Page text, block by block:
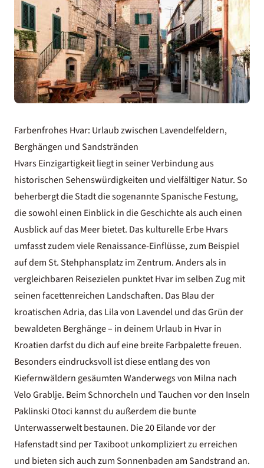
Farbenfrohes Hvar: Urlaub zwischen Lavendelfeldern,
Berghängen und Sandstränden
Hvars Einzigartigkeit liegt in seiner Verbindung aus
historischen Sehenswürdigkeiten und vielfältiger Natur. So
beherbergt die Stadt die sogenannte Spanische Festung,
die sowohl einen Einblick in die Geschichte als auch einen
Ausblick auf das Meer bietet. Das kulturelle Erbe Hvars
umfasst zudem viele Renaissance-Einflüsse, zum Beispiel
auf dem St. Stehphansplatz im Zentrum. Anders als in
vergleichbaren Reisezielen punktet Hvar im selben Zug mit
seinen facettenreichen Landschaften. Das Blau der
kroatischen Adria, das Lila von Lavendel und das Grün der
bewaldeten Berghänge – in deinem Urlaub in Hvar in
Kroatien darfst du dich auf eine breite Farbpalette freuen.
Besonders eindrucksvoll ist diese entlang des von
Kiefernwäldern gesäumten Wanderwegs von Milna nach
Velo Grablje. Beim Schnorcheln und Tauchen vor den Inseln
Paklinski Otoci kannst du außerdem die bunte
Unterwasserwelt bestaunen. Die 20 Eilande vor der
Hafenstadt sind per Taxiboot unkompliziert zu erreichen
und bieten sich auch zum Sonnenbaden am Sandstrand an.